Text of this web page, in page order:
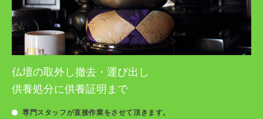
仏壇の取外し撤去・運び出し
供養処分に供養証明まで
専門スタッフが直接作業をさせて頂きます。